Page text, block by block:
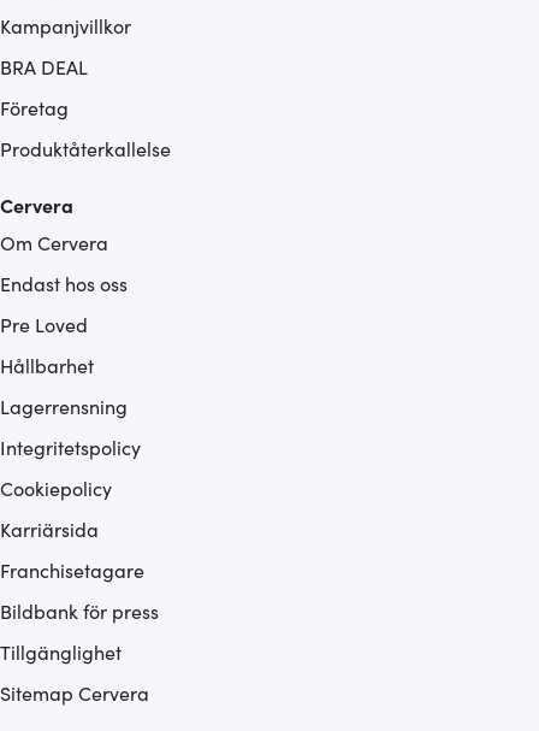
Kampanjvillkor
BRA DEAL
Företag
Produktåterkallelse
Cervera
Om Cervera
Endast hos oss
Pre Loved
Hållbarhet
Lagerrensning
Integritetspolicy
Cookiepolicy
Karriärsida
Franchisetagare
Bildbank för press
Tillgänglighet
Sitemap Cervera